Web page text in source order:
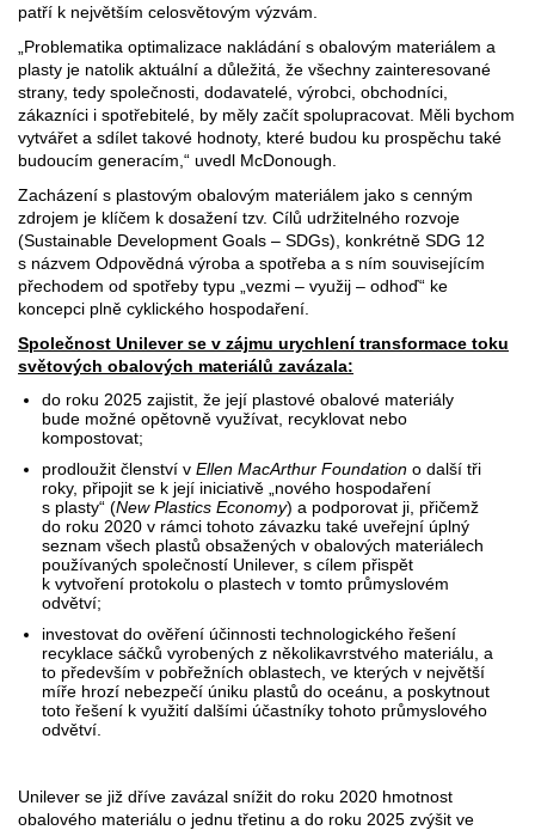
patří k největším celosvětovým výzvám.
„Problematika optimalizace nakládání s obalovým materiálem a
plasty je natolik aktuální a důležitá, že všechny zainteresované
strany, tedy společnosti, dodavatelé, výrobci, obchodníci,
zákazníci i spotřebitelé, by měly začít spolupracovat. Měli bychom
vytvářet a sdílet takové hodnoty, které budou ku prospěchu také
budoucím generacím,“ uvedl McDonough.
Zacházení s plastovým obalovým materiálem jako s cenným
zdrojem je klíčem k dosažení tzv. Cílů udržitelného rozvoje
(Sustainable Development Goals – SDGs), konkrétně SDG 12
s názvem Odpovědná výroba a spotřeba a s ním souvisejícím
přechodem od spotřeby typu „vezmi – využij – odhoď“ ke
koncepci plně cyklického hospodaření.
Společnost Unilever se v zájmu urychlení transformace toku
světových obalových materiálů zavázala:
do roku 2025 zajistit, že její plastové obalové materiály
bude možné opětovně využívat, recyklovat nebo
kompostovat;
prodloužit členství v Ellen MacArthur Foundation o další tři
roky, připojit se k její iniciativě „nového hospodaření
s plasty“ (New Plastics Economy) a podporovat ji, přičemž
do roku 2020 v rámci tohoto závazku také uveřejní úplný
seznam všech plastů obsažených v obalových materiálech
používaných společností Unilever, s cílem přispět
k vytvoření protokolu o plastech v tomto průmyslovém
odvětví;
investovat do ověření účinnosti technologického řešení
recyklace sáčků vyrobených z několikavrstvého materiálu, a
to především v pobřežních oblastech, ve kterých v největší
míře hrozí nebezpečí úniku plastů do oceánu, a poskytnout
toto řešení k využití dalšími účastníky tohoto průmyslového
odvětví.
Unilever se již dříve zavázal snížit do roku 2020 hmotnost
obalového materiálu o jednu třetinu a do roku 2025 zvýšit ve